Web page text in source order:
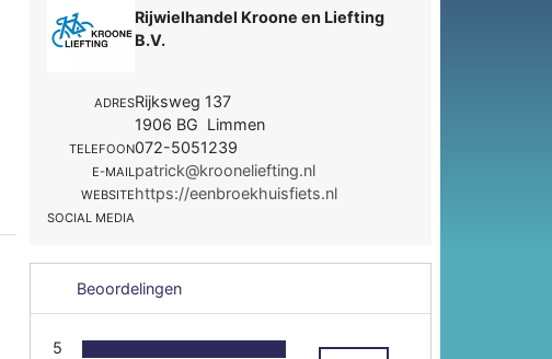
Rijwielhandel Kroone en Liefting
B.V.
ADRESRijksweg 137
1906 BG Limmen
TELEFOON072-5051239
E-MAILpatrick@krooneliefting.nl
WEBSITEhttps://eenbroekhuisfiets.nl
SOCIAL MEDIA
Beoordelingen
5